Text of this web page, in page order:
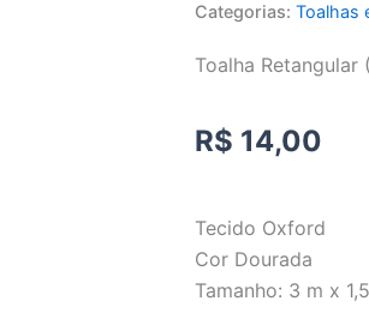
Categorias: Toalhas
Toalha Retangular
R$ 14,00
Tecido Oxford
Cor Dourada
Tamanho: 3 m x